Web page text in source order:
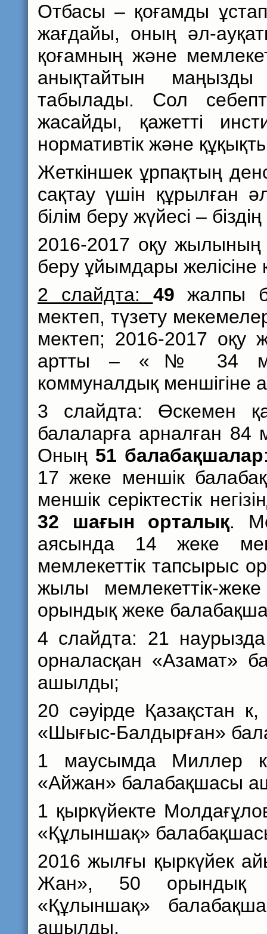
Отбасы – қоғамды
жағдайы, оның әл-
қоғамның және
анықтайтын
табылады. Сол
жасайды, қажетті
нормативтік және
Жеткіншек ұрпақтың
сақтау үшін құрылған
білім беру жүйесі –
2016-2017 оқу жылының
беру ұйымдары желісіне
2 слайдта: 49жалпы
мектеп, түзету
мектеп; 2016-2017 оқу
артты – «№ 34
коммуналдық меншігіне
3 слайдта: Өскемен
балаларға арналған 84
Оның 51 балабақшалар
17 жеке меншік
меншік серіктестік
32 шағын орталық.
аясында 14 жеке
мемлекеттік тапсырыс
жылы мемлекеттік-жеке
орындық жеке
4 слайдта: 21
орналасқан «Азамат»
ашылды;
20 сәуірде Қазақстан
«Шығыс-Балдырған»
1 маусымда Миллер
«Айжан» балабақшасы
1 қыркүйекте
«Құлыншақ»
2016 жылғы қыркүйек
Жан», 50 орындық
«Құлыншақ»
ашылды.